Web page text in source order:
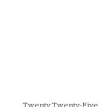
Twenty Twenty-Five